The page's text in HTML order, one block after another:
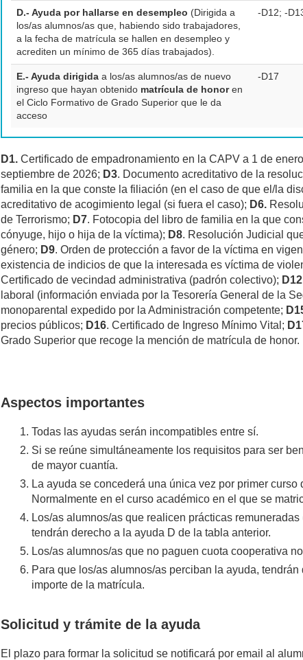
D.- Ayuda por hallarse en desempleo (Dirigida a
los/as alumnos/as que, habiendo sido trabajadores,
a la fecha de matrícula se hallen en desempleo y
acrediten un mínimo de 365 días trabajados).
-D12; -
E.- Ayuda dirigida a los/as alumnos/as de nuevo
ingreso que hayan obtenido matrícula de honoren
el Ciclo Formativo de Grado Superior que le da
acceso
-D17
D1. Certificado de empadronamiento en la CAPV a 1 de
septiembre de 2026; D3. Documento acreditativo de la
familia en la que conste la filiación (en el caso de que el/la
acreditativo de acogimiento legal (si fuera el caso); D6.
de Terrorismo; D7. Fotocopia del libro de familia en la que
cónyuge, hijo o hija de la víctima); D8. Resolución Judicial
género; D9. Orden de protección a favor de la víctima en
existencia de indicios de que la interesada es víctima de
Certificado de vecindad administrativa (padrón colectivo); D12
laboral (información enviada por la Tesorería General de la
monoparental expedido por la Administración competente;
precios públicos; D16. Certificado de Ingreso Mínimo Vital;
Grado Superior que recoge la mención de matrícula de honor.
Aspectos importantes
Todas las ayudas serán incompatibles entre sí.
Si se reúne simultáneamente los requisitos para ser
de mayor cuantía.
La ayuda se concederá una única vez por primer
Normalmente en el curso académico en el que se
Los/as alumnos/as que realicen prácticas
tendrán derecho a la ayuda D de la tabla anterior.
Los/as alumnos/as que no paguen cuota cooperativa
Para que los/as alumnos/as perciban la ayuda,
importe de la matrícula.
Solicitud y trámite de la ayuda
El plazo para formar la solicitud se notificará por email al